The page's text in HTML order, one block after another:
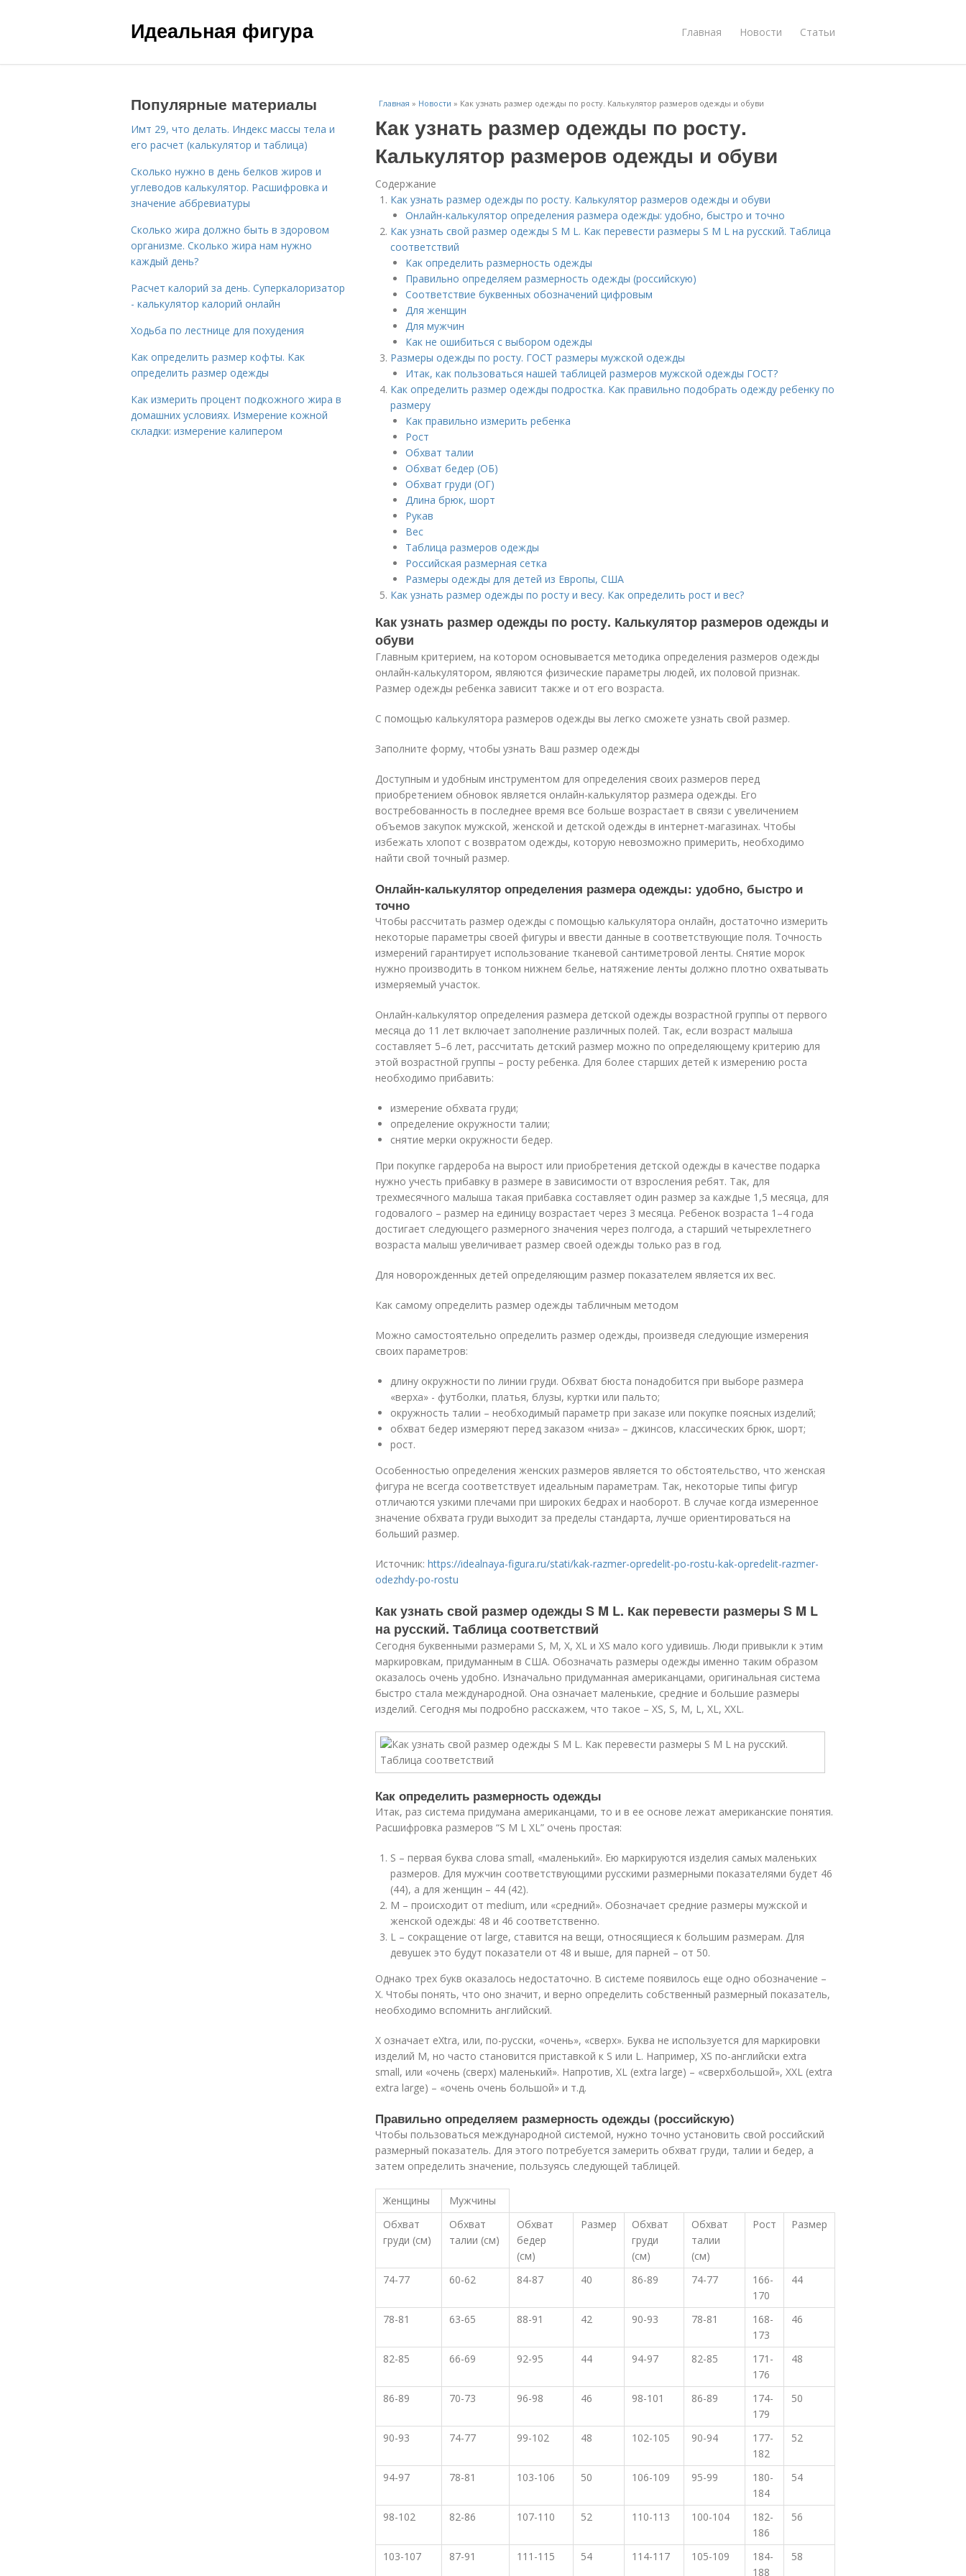
Идеальная фигура Главная Новости Статьи
Главная » Новости » Как узнать размер одежды по росту. Калькулятор размеров одежды и обуви
Как узнать размер одежды по росту.
Калькулятор размеров одежды и обуви
Содержание
Как узнать размер одежды по росту. Калькулятор размеров одежды и обуви
Онлайн-калькулятор определения размера одежды: удобно, быстро и точно
Как узнать свой размер одежды S M L. Как перевести размеры S M L на русский. Таблица
соответствий
Как определить размерность одежды
Правильно определяем размерность одежды (российскую)
Соответствие буквенных обозначений цифровым
Для женщин
Для мужчин
Как не ошибиться с выбором одежды
Размеры одежды по росту. ГОСТ размеры мужской одежды
Итак, как пользоваться нашей таблицей размеров мужской одежды ГОСТ?
Как определить размер одежды подростка. Как правильно подобрать одежду ребенку по
размеру
Как правильно измерить ребенка
Рост
Обхват талии
Обхват бедер (ОБ)
Обхват груди (ОГ)
Длина брюк, шорт
Рукав
Вес
Таблица размеров одежды
Российская размерная сетка
Размеры одежды для детей из Европы, США
Как узнать размер одежды по росту и весу. Как определить рост и вес?
Как узнать размер одежды по росту. Калькулятор размеров одежды и
обуви
Главным критерием, на котором основывается методика определения размеров одежды
онлайн-калькулятором, являются физические параметры людей, их половой признак.
Размер одежды ребенка зависит также и от его возраста.
С помощью калькулятора размеров одежды вы легко сможете узнать свой размер.
Заполните форму, чтобы узнать Ваш размер одежды
Доступным и удобным инструментом для определения своих размеров перед
приобретением обновок является онлайн-калькулятор размера одежды. Его
востребованность в последнее время все больше возрастает в связи с увеличением
объемов закупок мужской, женской и детской одежды в интернет-магазинах. Чтобы
избежать хлопот с возвратом одежды, которую невозможно примерить, необходимо
найти свой точный размер.
Онлайн-калькулятор определения размера одежды: удобно, быстро и
точно
Чтобы рассчитать размер одежды с помощью калькулятора онлайн, достаточно измерить
некоторые параметры своей фигуры и ввести данные в соответствующие поля. Точность
измерений гарантирует использование тканевой сантиметровой ленты. Снятие морок
нужно производить в тонком нижнем белье, натяжение ленты должно плотно охватывать
измеряемый участок.
Онлайн-калькулятор определения размера детской одежды возрастной группы от первого
месяца до 11 лет включает заполнение различных полей. Так, если возраст малыша
составляет 5–6 лет, рассчитать детский размер можно по определяющему критерию для
этой возрастной группы – росту ребенка. Для более старших детей к измерению роста
необходимо прибавить:
измерение обхвата груди;
определение окружности талии;
снятие мерки окружности бедер.
При покупке гардероба на вырост или приобретения детской одежды в качестве подарка
нужно учесть прибавку в размере в зависимости от взросления ребят. Так, для
трехмесячного малыша такая прибавка составляет один размер за каждые 1,5 месяца, для
годовалого – размер на единицу возрастает через 3 месяца. Ребенок возраста 1–4 года
достигает следующего размерного значения через полгода, а старший четырехлетнего
возраста малыш увеличивает размер своей одежды только раз в год.
Для новорожденных детей определяющим размер показателем является их вес.
Как самому определить размер одежды табличным методом
Можно самостоятельно определить размер одежды, произведя следующие измерения
своих параметров:
длину окружности по линии груди. Обхват бюста понадобится при выборе размера
«верха» - футболки, платья, блузы, куртки или пальто;
окружность талии – необходимый параметр при заказе или покупке поясных изделий;
обхват бедер измеряют перед заказом «низа» – джинсов, классических брюк, шорт;
рост.
Особенностью определения женских размеров является то обстоятельство, что женская
фигура не всегда соответствует идеальным параметрам. Так, некоторые типы фигур
отличаются узкими плечами при широких бедрах и наоборот. В случае когда измеренное
значение обхвата груди выходит за пределы стандарта, лучше ориентироваться на
больший размер.
Источник: https://idealnaya-figura.ru/stati/kak-razmer-opredelit-po-rostu-kak-opredelit-razmer-
odezhdy-po-rostu
Как узнать свой размер одежды S M L. Как перевести размеры S M L
на русский. Таблица соответствий
Сегодня буквенными размерами S, M, X, XL и XS мало кого удивишь. Люди привыкли к этим
маркировкам, придуманным в США. Обозначать размеры одежды именно таким образом
оказалось очень удобно. Изначально придуманная американцами, оригинальная система
быстро стала международной. Она означает маленькие, средние и большие размеры
изделий. Сегодня мы подробно расскажем, что такое – XS, S, M, L, XL, XXL.
Как определить размерность одежды
Итак, раз система придумана американцами, то и в ее основе лежат американские понятия.
Расшифровка размеров “S M L XL” очень простая:
S – первая буква слова small, «маленький». Ею маркируются изделия самых маленьких
размеров. Для мужчин соответствующими русскими размерными показателями будет 46
(44), а для женщин – 44 (42).
M – происходит от medium, или «средний». Обозначает средние размеры мужской и
женской одежды: 48 и 46 соответственно.
L – сокращение от large, ставится на вещи, относящиеся к большим размерам. Для
девушек это будут показатели от 48 и выше, для парней – от 50.
Однако трех букв оказалось недостаточно. В системе появилось еще одно обозначение –
X. Чтобы понять, что оно значит, и верно определить собственный размерный показатель,
необходимо вспомнить английский.
X означает eXtra, или, по-русски, «очень», «сверх». Буква не используется для маркировки
изделий M, но часто становится приставкой к S или L. Например, XS по-английски extra
small, или «очень (сверх) маленький». Напротив, XL (extra large) – «сверхбольшой», XXL (extra
extra large) – «очень очень большой» и т.д.
Правильно определяем размерность одежды (российскую)
Чтобы пользоваться международной системой, нужно точно установить свой российский
размерный показатель. Для этого потребуется замерить обхват груди, талии и бедер, а
затем определить значение, пользуясь следующей таблицей.
Женщины
Мужчины
Обхват
груди (см)
Обхват
талии (см)
Обхват
бедер
(см)
Размер
Обхват
груди
(см)
Обхват
талии
(см)
Рост Размер
74-77 60-62 84-87 40 86-89 74-77
166-
170
44
78-81 63-65 88-91 42 90-93 78-81
168-
173
46
82-85 66-69 92-95 44 94-97 82-85
171-
176
48
86-89 70-73 96-98 46 98-101 86-89
174-
179
50
90-93 74-77 99-102 48 102-105 90-94
177-
182
52
94-97 78-81 103-106 50 106-109 95-99
180-
184
54
98-102 82-86 107-110 52 110-113 100-104
182-
186
56
103-107 87-91 111-115 54 114-117 105-109
184-
188
58
Популярные материалы
Имт 29, что делать. Индекс массы тела и
его расчет (калькулятор и таблица)
Сколько нужно в день белков жиров и
углеводов калькулятор. Расшифровка и
значение аббревиатуры
Сколько жира должно быть в здоровом
организме. Сколько жира нам нужно
каждый день?
Расчет калорий за день. Суперкалоризатор
- калькулятор калорий онлайн
Ходьба по лестнице для похудения
Как определить размер кофты. Как
определить размер одежды
Как измерить процент подкожного жира в
домашних условиях. Измерение кожной
складки: измерение калипером